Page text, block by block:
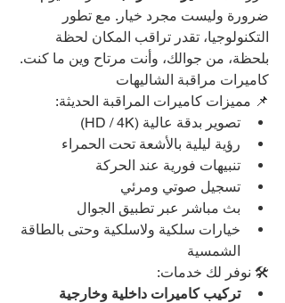
ضرورة وليست مجرد خيار. مع تطور
التكنولوجيا، تقدر تراقب المكان لحظة
بلحظة، من جوالك، وأنت مرتاح وين ما كنت.
كاميرات مراقبة الشاليهات
📌 مميزات كاميرات المراقبة الحديثة:
تصوير بدقة عالية (HD / 4K)
رؤية ليلية بالأشعة تحت الحمراء
تنبيهات فورية عند الحركة
تسجيل صوتي ومرئي
بث مباشر عبر تطبيق الجوال
خيارات سلكية ولاسلكية وحتى بالطاقة
الشمسية
🛠️ نوفر لك خدمات:
تركيب كاميرات داخلية وخارجية